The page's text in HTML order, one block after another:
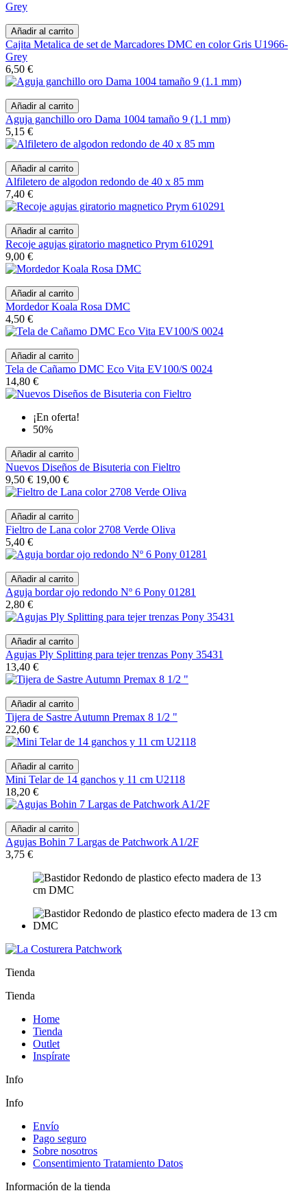
Añadir al carrito
Cajita Metalica de set de Marcadores DMC en color Gris U1966-
Grey
6,50 €
Añadir al carrito
Aguja ganchillo oro Dama 1004 tamaño 9 (1.1 mm)
5,15 €
Añadir al carrito
Alfiletero de algodon redondo de 40 x 85 mm
7,40 €
Añadir al carrito
Recoje agujas giratorio magnetico Prym 610291
9,00 €
Añadir al carrito
Mordedor Koala Rosa DMC
4,50 €
Añadir al carrito
Tela de Cañamo DMC Eco Vita EV100/S 0024
14,80 €
¡En oferta!
50%
Añadir al carrito
Nuevos Diseños de Bisuteria con Fieltro
9,50 € 19,00 €
Añadir al carrito
Fieltro de Lana color 2708 Verde Oliva
5,40 €
Añadir al carrito
Aguja bordar ojo redondo Nº 6 Pony 01281
2,80 €
Añadir al carrito
Agujas Ply Splitting para tejer trenzas Pony 35431
13,40 €
Añadir al carrito
Tijera de Sastre Autumn Premax 8 1/2 "
22,60 €
Añadir al carrito
Mini Telar de 14 ganchos y 11 cm U2118
18,20 €
Añadir al carrito
Agujas Bohin 7 Largas de Patchwork A1/2F
3,75 €
Tienda
Tienda
Home
Tienda
Outlet
Inspírate
Info
Info
Envío
Pago seguro
Sobre nosotros
Consentimiento Tratamiento Datos
Información de la tienda